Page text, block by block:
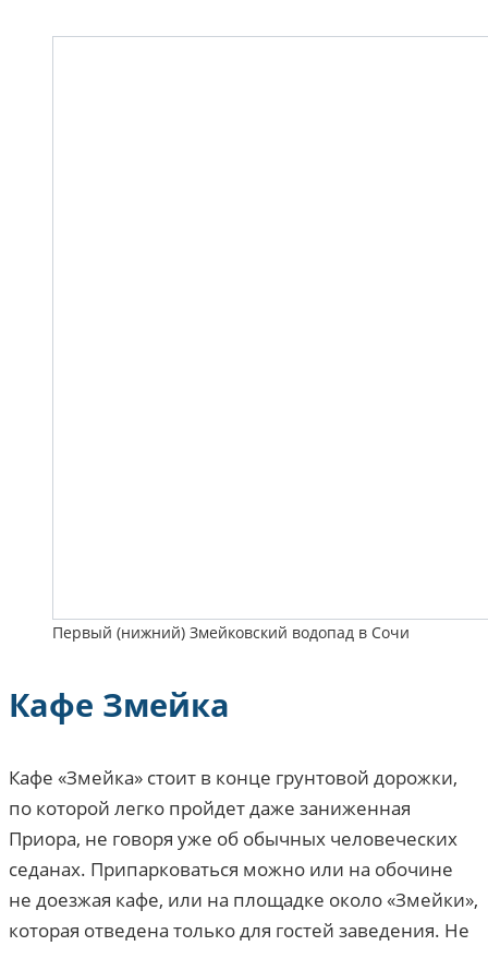
Первый (нижний) Змейковский водопад в Сочи
Кафе Змейка
Кафе «Змейка» стоит в конце грунтовой дорожки,
по которой легко пройдет даже заниженная
Приора, не говоря уже об обычных человеческих
седанах. Припарковаться можно или на обочине
не доезжая кафе, или на площадке около «Змейки»,
которая отведена только для гостей заведения. Не